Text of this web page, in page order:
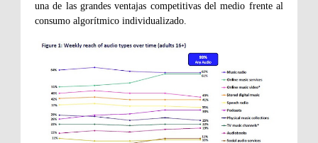
una de las grandes ventajas competitivas del medio frente al
consumo algorítmico individualizado.